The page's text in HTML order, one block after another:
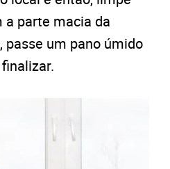
parte macia da
passe um pano úmido